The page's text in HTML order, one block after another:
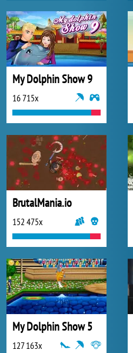
My Dolphin Show 9
16 715x
BrutalMania.io
152 475x
My Dolphin Show 5
127 163x